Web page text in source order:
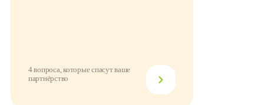
4 вопроса, которые спасут ваше
партнёрство